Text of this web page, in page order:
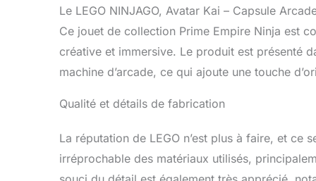
filles et
autre
emporter
long et 6
ce set
jouets de
monde
Le LEGO NINJAGO, Avatar Kai – Capsule
Ce jouet de collection Prime Empire Ninja est
créative et immersive. Le produit est présenté
machine d’arcade, ce qui ajoute une touche
Qualité et détails de fabrication
La réputation de LEGO n’est plus à faire, et ce
irréprochable des matériaux utilisés,